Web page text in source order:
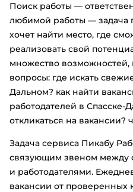
Поиск работы —
любимой работы — задача
хочет найти место, где
реализовать свой
множество возможностей,
вопросы: где искать
Дальном? как найти
работодателей в Спасске-
откликаться на вакансии?
Задача сервиса Пикабу
связующим звеном между
и работодателями.
вакансии от проверенных